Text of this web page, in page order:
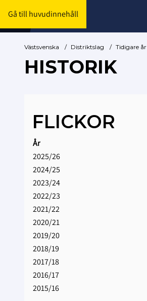
Gå till huvudinnehåll
Västsvenska / Distriktslag / Tidigare år
HISTORIK
FLICKOR
År
2025/26
2024/25
2023/24
2022/23
2021/22
2020/21
2019/20
2018/19
2017/18
2016/17
2015/16